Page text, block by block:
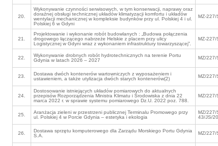
20.
Wykonywanie czynności serwisowych, w tym konserwacji, naprawy oraz
doraźnej obsługi technicznej układów klimatyzacji komfortu i układów
wentylacji mechanicznej w kompleksie budynków przy ul. Polskiej 4 i ul.
Polskiej 6 w Gdyni
MZ-227/
21.
Projektowanie i wykonanie robót budowlanych : „Budowa połączenia
drogowego łączącego nabrzeże Helskie z placem przy ulicy
Logistycznej w Gdyni wraz z wykonaniem infrastruktury towarzyszącej”.
MZ-227/
22.
Wykonywanie drobnych robót hydrotechnicznych na terenie Portu
Gdynia w latach 2026 – 2027
MZ/227/
23.
Dostawa dwóch kontenerów wartowniczych z wyposażeniem i
ustawieniem, a także utylizacja dwóch starych kontenerów(2)
MZ/227/
24.
Dostosowanie istniejących układów pomiarowych do aktualnych
przepisów Rozporządzenia Ministra Klimatu i Środowiska z dnia 22
marca 2022 r. w sprawie systemu pomiarowego Dz.U. 2022 poz. 788.
MZ/227/
25.
Aranżacja zieleni w przestrzeni publicznej Terminalu Promowego przy
ul. Polskiej 4 w Porcie Gdynia – estetyka i ekologia
MZ/227/
43/JS/
26.
Dostawa sprzętu komputerowego dla Zarządu Morskiego Portu Gdynia
S.A.
MZ/227/